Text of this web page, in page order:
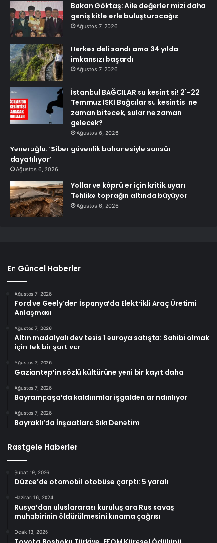
Bakan Göktaş: Aile değerlerimizi daha
geniş kitlelerle buluşturacağız
Ağustos 7, 2026
Herkes deli sandı ama 34 yılda
imkansızı başardı
Ağustos 7, 2026
İstanbul BAĞCILAR su kesintisi! 21-22
Temmuz İSKİ Bağcılar su kesintisi ne
zaman bitecek, sular ne zaman
gelecek?
Ağustos 6, 2026
Yeneroğlu: ‘Siber güvenlik bahanesiyle sansür
dayatılıyor’
Ağustos 6, 2026
Yollar ve köprüler için kritik uyarı:
Tehlike toprağın altında büyüyor
Ağustos 6, 2026
En Güncel Haberler
Ağustos 7, 2026
Ford ve Geely’den İspanya’da Elektrikli Araç Üretimi
Anlaşması
Ağustos 7, 2026
Altın madalyalı dev tesis 1 euroya satışta: Sahibi olmak
için tek bir şart var
Ağustos 7, 2026
Gaziantep’in sözlü kültürüne yeni bir kayıt daha
Ağustos 7, 2026
Bayrampaşa’da kaldırımlar işgalden arındırılıyor
Ağustos 7, 2026
Bayraklı’da İnşaatlara Sıkı Denetim
Rastgele Haberler
Şubat 19, 2026
Düzce’de otomobil otobüse çarptı: 5 yaralı
Haziran 16, 2024
Rusya’dan uluslararası kuruluşlara Rus savaş
muhabirinin öldürülmesini kınama çağrısı
Ocak 13, 2026